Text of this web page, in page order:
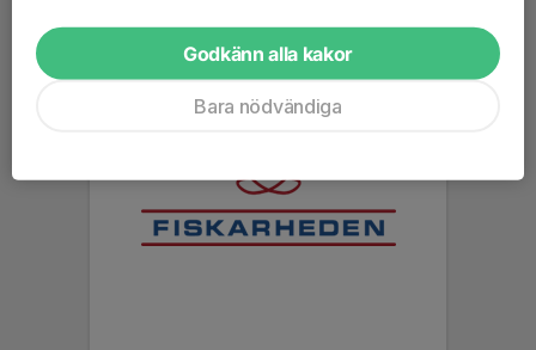
Godkänn alla kakor
Bara nödvändiga